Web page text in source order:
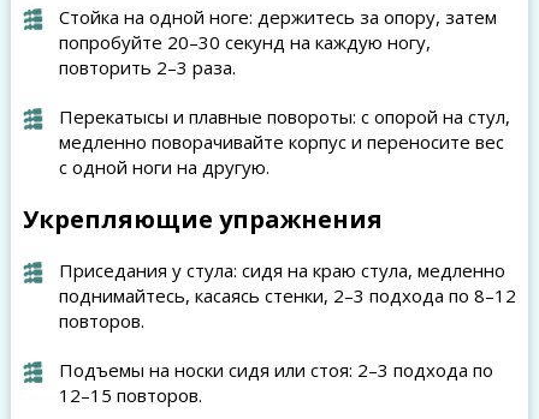
Стойка на одной ноге: держитесь за опору, затем
попробуйте 20–30 секунд на каждую ногу,
повторить 2–3 раза.
Перекатысы и плавные повороты: с опорой на стул,
медленно поворачивайте корпус и переносите вес
с одной ноги на другую.
Укрепляющие упражнения
Приседания у стула: сидя на краю стула, медленно
поднимайтесь, касаясь стенки, 2–3 подхода по 8–12
повторов.
Подъемы на носки сидя или стоя: 2–3 подхода по
12–15 повторов.